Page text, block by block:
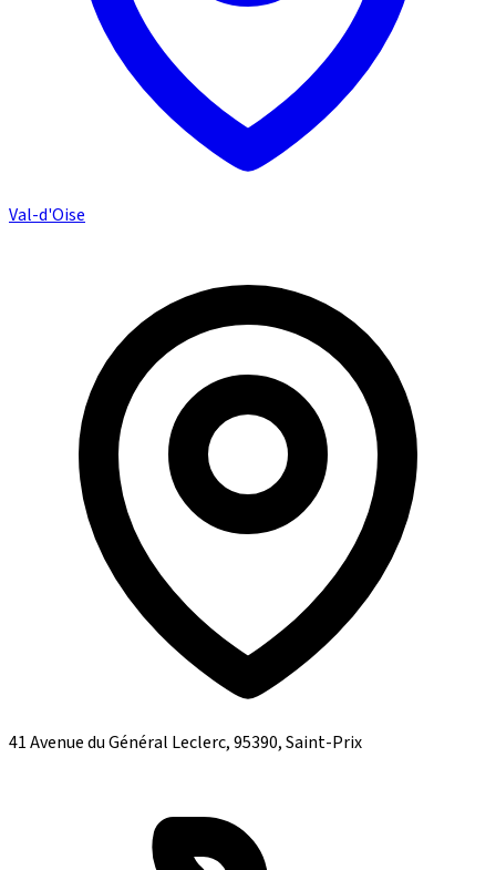
Val-d'Oise
41 Avenue du Général Leclerc, 95390, Saint-Prix